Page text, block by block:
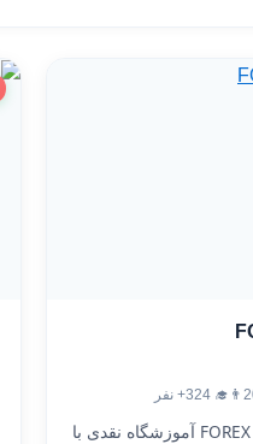
👨‍🎓 324+ نفر
📈 دوره آموزش FOREX آموزشگاه نقدی با